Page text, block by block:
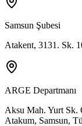
Samsun Şubesi
Atakent, 3131. Sk.
ARGE Departmanı
Aksu Mah. Yurt Sk.
Atakum, Samsun,